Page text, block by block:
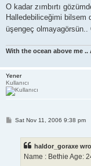
s
O kadar zımbırtı
Halledebiliceğimi bilsem
üşengeç olmayagörsün..
With the ocean above me
Yener
Kullanıcı
PSat Nov 11, 2006 9:38 pm
haldor_goraxe
Name : Bethie Age: